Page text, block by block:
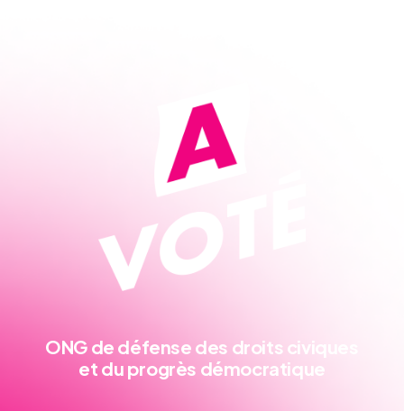
ONG de défense des droits civiques
et du progrès démocratique